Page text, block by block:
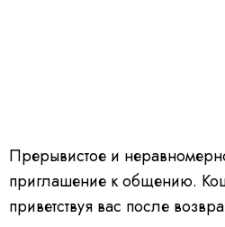
Прерывистое и
приглашение к общению.
приветствуя вас после